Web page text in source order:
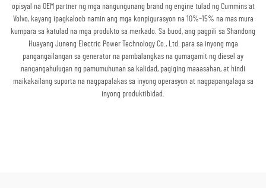
opisyal na OEM partner ng mga nangungunang brand ng engine tulad ng Cummins at
Volvo, kayang ipagkaloob namin ang mga konpigurasyon na 10%–15% na mas mura
kumpara sa katulad na mga produkto sa merkado. Sa buod, ang pagpili sa Shandong
Huayang Juneng Electric Power Technology Co., Ltd. para sa inyong mga
pangangailangan sa generator na pambalangkas na gumagamit ng diesel ay
nangangahulugan ng pamumuhunan sa kalidad, pagiging maaasahan, at hindi
maikakailang suporta na nagpapalakas sa inyong operasyon at nagpapangalaga sa
inyong produktibidad.